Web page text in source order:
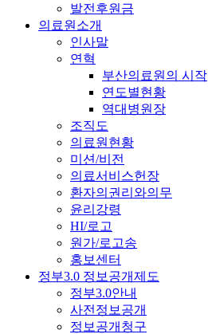
발전후원금
의료원소개
인사말
연혁
부산의료원의 시작
연도별현황
역대병원장
조직도
의료원현황
미션/비전
의료서비스헌장
환자의권리와의무
윤리강령
HI/로고
원가/로고송
홍보센터
정부3.0 정보공개제도
정부3.0안내
사전정보공개
정보공개청구